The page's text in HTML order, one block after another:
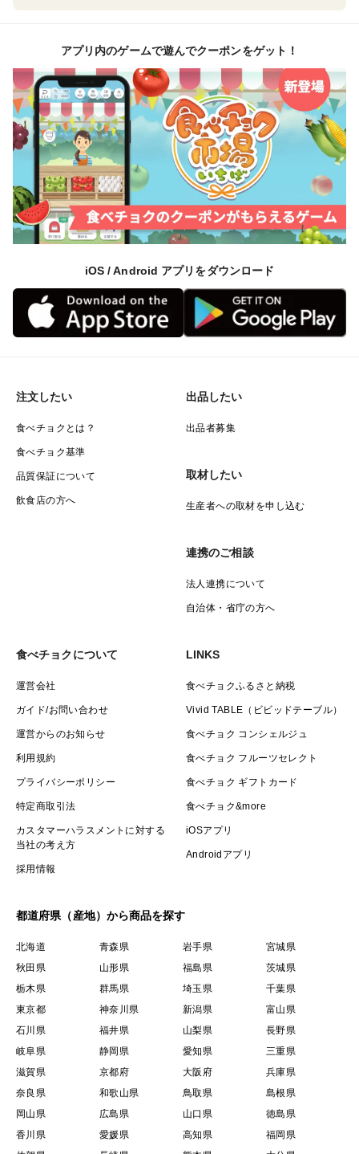
アプリ内のゲームで遊んでクーポンをゲット！
iOS / Android アプリをダウンロード
注文したい
食べチョクとは？
食べチョク基準
品質保証について
飲食店の方へ
出品したい
出品者募集
取材したい
生産者への取材を申し込む
連携のご相談
法人連携について
自治体・省庁の方へ
食べチョクについて
運営会社
ガイド/お問い合わせ
運営からのお知らせ
利用規約
プライバシーポリシー
特定商取引法
カスタマーハラスメントに対する
当社の考え方
採用情報
LINKS
食べチョクふるさと納税
Vivid TABLE（ビビッドテーブル）
食べチョク コンシェルジュ
食べチョク フルーツセレクト
食べチョク ギフトカード
食べチョク&more
iOSアプリ
Androidアプリ
都道府県（産地）から商品を探す
北海道 青森県 岩手県
宮城県
秋田県
山形県 福島県
茨城県
栃木県
群馬県 埼玉県
千葉県
東京都
神奈川県 新潟県
富山県
石川県
福井県 山梨県
長野県
岐阜県
静岡県 愛知県
三重県
滋賀県
京都府 大阪府
兵庫県
奈良県
和歌山県 鳥取県
島根県
岡山県
広島県 山口県
徳島県
香川県
愛媛県 高知県
福岡県